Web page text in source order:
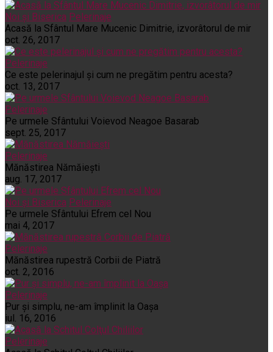
Noi și Biserica Pelerinaje
Acasă la Sfântul Mare Mucenic Dimitrie, izvorâtorul de mir
oct. 26, 2017
Pelerinaje
Ce este pelerinajul şi cum ne pregătim pentru acesta?
oct. 13, 2017
Pelerinaje
Pe urmele Sfântului Voievod Neagoe Basarab
sept. 25, 2017
Pelerinaje
Mănăstirea Nămăiești
aug. 17, 2017
Noi și Biserica Pelerinaje
Pe urmele Sfântului Efrem cel Nou
mai 4, 2017
Pelerinaje
Mănăstirea rupestră Corbii de Piatră
oct. 2, 2016
Pelerinaje
Pur şi simplu, ne-am împlinit la Oaşa
iul. 16, 2016
Pelerinaje